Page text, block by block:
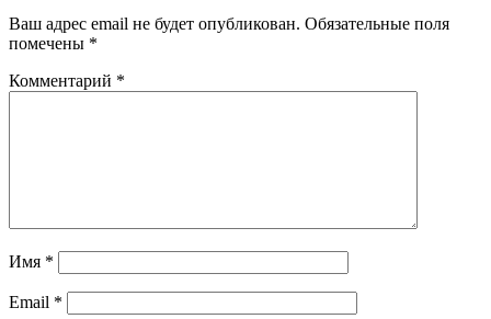
Ваш адрес email не будет опубликован. Обязательные поля
помечены *
Комментарий *
Имя *
Email *